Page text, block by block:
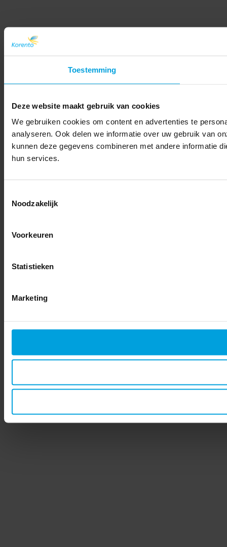
Toestemming
Deze website maakt gebruik van cookies
We gebruiken cookies om content en advertenties te
analyseren. Ook delen we informatie over uw gebruik van
kunnen deze gegevens combineren met andere informatie
hun services.
Noodzakelijk
Voorkeuren
Statistieken
Marketing